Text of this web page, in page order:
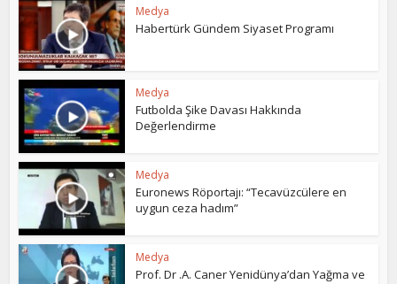
Medya
Habertürk Gündem Siyaset Programı
Medya
Futbolda Şike Davası Hakkında
Değerlendirme
Medya
Euronews Röportajı: “Tecavüzcülere en
uygun ceza hadım”
Medya
Prof. Dr .A. Caner Yenidünya’dan Yağma ve